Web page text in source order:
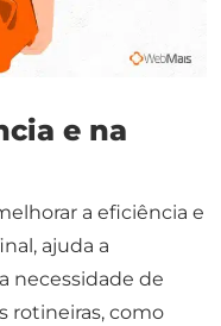
e na
a eficiência e
ajuda a
necessidade de
rotineiras, como